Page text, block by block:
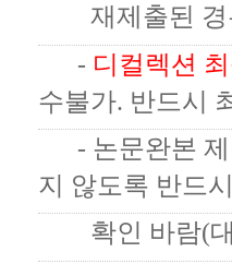
재제출된 경
- 디컬렉션
수불가. 반드시
- 논문완본 제
지 않도록 반드
확인 바람(대